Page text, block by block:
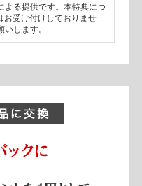
よる提供です。本特典につ
お受け付けしておりませ
します。